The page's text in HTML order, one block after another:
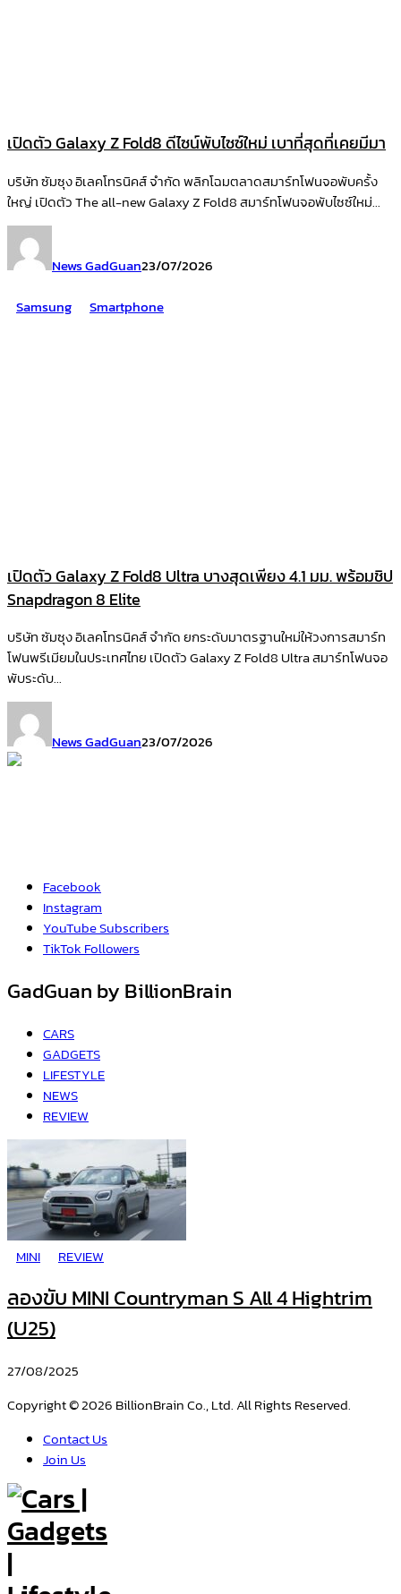
เปิดตัว Galaxy Z Fold8 ดีไซน์พับไซซ์ใหม่ เบาที่สุดที่เคยมีมา
บริษัท ซัมซุง อิเลคโทรนิคส์ จำกัด พลิกโฉมตลาดสมาร์ทโฟนจอพับครั้ง
ใหญ่ เปิดตัว The all-new Galaxy Z Fold8 สมาร์ทโฟนจอพับไซซ์ใหม่...
News GadGuan23/07/2026
Samsung
Smartphone
เปิดตัว Galaxy Z Fold8 Ultra บางสุดเพียง 4.1 มม. พร้อมชิป
Snapdragon 8 Elite
บริษัท ซัมซุง อิเลคโทรนิคส์ จำกัด ยกระดับมาตรฐานใหม่ให้วงการสมาร์ท
โฟนพรีเมียมในประเทศไทย เปิดตัว Galaxy Z Fold8 Ultra สมาร์ทโฟนจอ
พับระดับ...
News GadGuan23/07/2026
Facebook
Instagram
YouTubeSubscribers
TikTok Followers
GadGuan by BillionBrain
CARS
GADGETS
LIFESTYLE
NEWS
REVIEW
MINI REVIEW
ลองขับ MINI Countryman S All 4 Hightrim
(U25)
27/08/2025
Copyright © 2026 BillionBrain Co., Ltd. All Rights Reserved.
Contact Us
Join Us